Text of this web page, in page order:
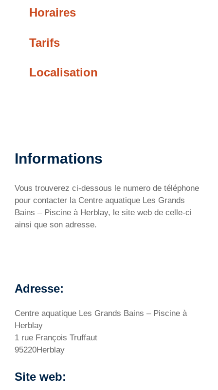
Horaires
Tarifs
Localisation
Informations
Vous trouverez ci-dessous le numero de téléphone
pour contacter la Centre aquatique Les Grands
Bains – Piscine à Herblay, le site web de celle-ci
ainsi que son adresse.
Adresse:
Centre aquatique Les Grands Bains – Piscine à
Herblay
1 rue François Truffaut
95220Herblay
Site web: